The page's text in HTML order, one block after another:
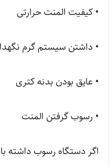
• کیفیت المنت حرارتی
• داشتن سیستم گرم
• عایق بودن بدنه کتری
• رسوب گرفتن المنت
اگر دستگاه رسوب داشته